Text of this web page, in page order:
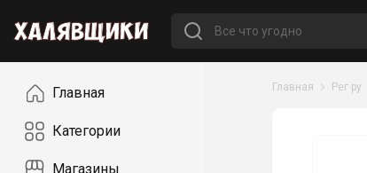
НавигацияГлавная
Категории
Магазины
Главная Рег ру